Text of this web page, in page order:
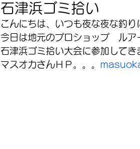
石津浜ゴミ拾い
こんにちは、いつも夜な夜な釣り
今日は地元のプロショップ　ル
石津浜ゴミ拾い大会に参加してき
マスオカさんＨＰ。。。